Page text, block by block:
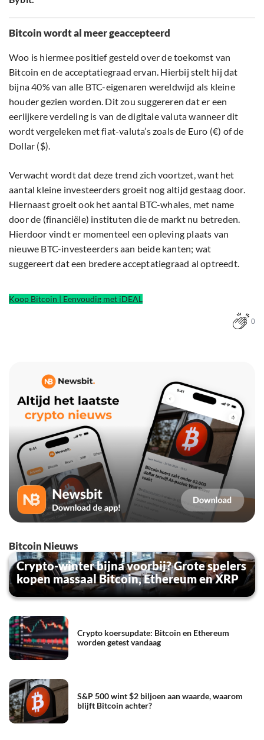
Bitcoin wordt al meer geaccepteerd
Woo is hiermee positief gesteld over de toekomst van
Bitcoin en de acceptatiegraad ervan. Hierbij stelt hij dat
bijna 40% van alle BTC-eigenaren wereldwijd als kleine
houder gezien worden. Dit zou suggereren dat er een
eerlijkere verdeling is van de digitale valuta wanneer dit
wordt vergeleken met fiat-valuta’s zoals de Euro (€) of de
Dollar ($).
Verwacht wordt dat deze trend zich voortzet, want het
aantal kleine investeerders groeit nog altijd gestaag door.
Hiernaast groeit ook het aantal BTC-whales, met name
door de (financiële) instituten die de markt nu betreden.
Hierdoor vindt er momenteel een opleving plaats van
nieuwe BTC-investeerders aan beide kanten; wat
suggereert dat een bredere acceptatiegraad al optreedt.
Koop Bitcoin | Eenvoudig met iDEAL
0
Bitcoin Nieuws
Crypto-winter bijna voorbij? Grote spelers
kopen massaal Bitcoin, Ethereum en XRP
Crypto koersupdate: Bitcoin en Ethereum
worden getest vandaag
S&P 500 wint $2 biljoen aan waarde, waarom
blijft Bitcoin achter?